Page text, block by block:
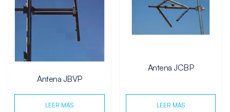
Antena JBVP
LEER MÁS
Antena JCBP
LEER MÁS